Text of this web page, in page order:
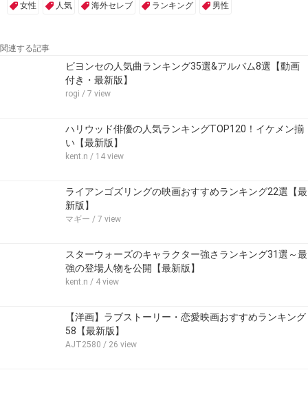
女性 人気 海外セレブ ランキング 男性
関連する記事
ビヨンセの人気曲ランキング35選&アルバム8選【動画
付き・最新版】
rogi / 7 view
ハリウッド俳優の人気ランキングTOP120！イケメン揃
い【最新版】
kent.n / 14 view
ライアンゴズリングの映画おすすめランキング22選【最
新版】
マギー / 7 view
スターウォーズのキャラクター強さランキング31選～最
強の登場人物を公開【最新版】
kent.n / 4 view
【洋画】ラブストーリー・恋愛映画おすすめランキング
58【最新版】
AJT2580 / 26 view